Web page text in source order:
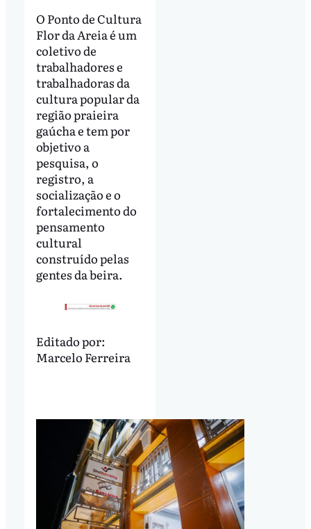
O Ponto de Cultura
Flor da Areia é um
coletivo de
trabalhadores e
trabalhadoras da
cultura popular da
região praieira
gaúcha e tem por
objetivo a
pesquisa, o
registro, a
socialização e o
fortalecimento do
pensamento
cultural
construído pelas
gentes da beira.
Editado por:
Marcelo Ferreira